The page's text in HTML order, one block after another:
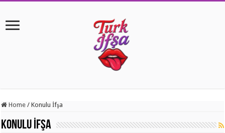
Home / Konulu İfşa
Konulu İfşa